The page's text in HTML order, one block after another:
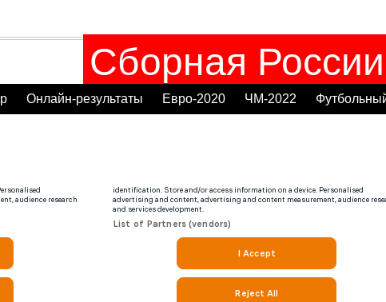
Сборная
Онлайн-результаты Евро-2020 ЧМ-2022